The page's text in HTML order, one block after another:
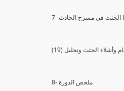
الجثث في مسرح الحادث
8- ملخص الدورة